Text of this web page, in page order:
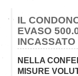
IL
EVASO
INCASSATO
NELLA
MISURE